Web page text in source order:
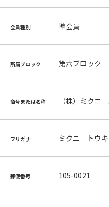
会員種別 準会員
所属ブロック 第六ブロック
商号または名称 （株）ミクニ
フリガナ ミクニ トウキ
郵便番号 105-0021